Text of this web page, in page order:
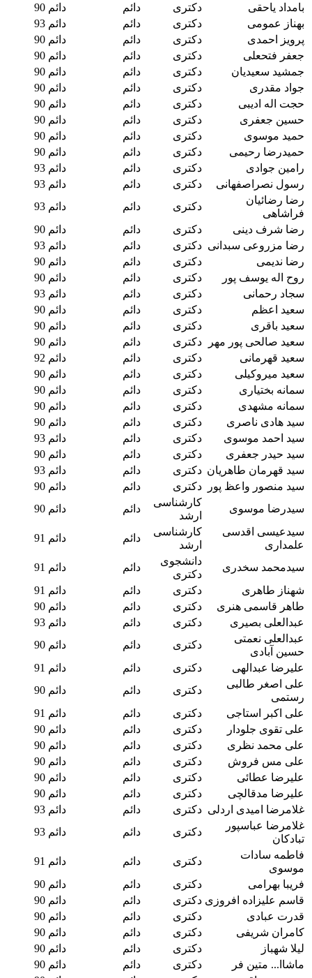
بامداد یاحقی
دکتری دائم
دائم 90
بهناز عمومی
دکتری دائم
دائم 93
پرویز احمدی
دکتری دائم
دائم 90
جعفر فتحعلی
دکتری دائم
دائم 90
جمشید سعیدیان
دکتری دائم
دائم 90
جواد مقدری
دکتری دائم
دائم 90
حجت اله ادیبی
دکتری دائم
دائم 90
حسین جعفری
دکتری دائم
دائم 90
حمید موسوی
دکتری دائم
دائم 90
حمیدرضا رحیمی
دکتری دائم
دائم 90
رامین جوادی
دکتری دائم
دائم 93
رسول نصراصفهانی
دکتری دائم
دائم 93
رضا رضائیان
فراشاهی
دکتری دائم
دائم 93
رضا شرف دینی
دکتری دائم
دائم 90
رضا مزروعی سبدانی دکتری دائم
دائم 93
رضا ندیمی
دکتری دائم
دائم 90
روح اله یوسف پور
دکتری دائم
دائم 90
سجاد رحمانی
دکتری دائم
دائم 93
سعید اعظم
دکتری دائم
دائم 90
سعید باقری
دکتری دائم
دائم 90
سعید صالحی پور مهر
دکتری دائم
دائم 90
سعید قهرمانی
دکتری دائم
دائم 92
سعید میروکیلی
دکتری دائم
دائم 90
سمانه بختیاری
دکتری دائم
دائم 90
سمانه مشهدی
دکتری دائم
دائم 90
سید هادی ناصری
دکتری دائم
دائم 90
سید احمد موسوی
دکتری دائم
دائم 93
سید حیدر جعفری
دکتری دائم
دائم 90
سید قهرمان طاهریان دکتری دائم
دائم 93
سید منصور واعظ پور
دکتری دائم
دائم 90
سیدرضا موسوی
کارشناسی
ارشد
دائم
دائم 90
سیدعیسی اقدسی
علمداری
کارشناسی
ارشد
دائم دائم 91
سیدمحمد سخدری
دانشجوی
دکتری
دائم
دائم 91
شهناز طاهری
دکتری دائم
دائم 91
طاهر قاسمی هنری
دکتری دائم
دائم 90
عبدالعلی بصیری
دکتری دائم
دائم 93
عبدالعلی نعمتی
حسین آبادی
دکتری دائم
دائم 90
علیرضا عبدالهی
دکتری دائم
دائم 91
علی اصغر طالبی
رستمی
دکتری دائم
دائم 90
علی اکبر استاجی
دکتری دائم
دائم 91
علی تقوی جلودار
دکتری دائم
دائم 90
علی محمد نظری
دکتری دائم
دائم 90
علی مس فروش
دکتری دائم
دائم 90
علیرضا عطائی
دکتری دائم
دائم 90
علیرضا مدقالچی
دکتری دائم
دائم 90
غلامرضا امیدی اردلی دکتری دائم
دائم 93
غلامرضا عباسپور
تبادکان
دکتری دائم
دائم 93
فاطمه سادات
موسوی
دکتری دائم
دائم 91
فریبا بهرامی
دکتری دائم
دائم 90
قاسم علیزاده افروزی دکتری دائم
دائم 90
قدرت عبادی
دکتری دائم
دائم 90
کامران شریفی
دکتری دائم
دائم 90
لیلا شهباز
دکتری دائم
دائم 90
ماشاا... متین فر
دکتری دائم
دائم 90